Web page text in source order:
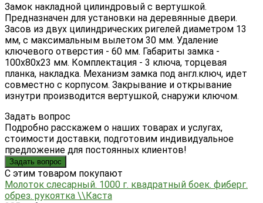
Замок накладной цилиндровый с вертушкой.
Предназначен для установки на деревянные двери.
Засов из двух цилиндрических ригелей диаметром 13
мм, с максимальным вылетом 30 мм. Удаление
ключевого отверстия - 60 мм. Габариты замка -
100х80х23 мм. Комплектация - 3 ключа, торцевая
планка, накладка. Механизм замка под англ.ключ, идет
совместно с корпусом. Закрывание и открывание
изнутри производится вертушкой, снаружи ключом.
Задать вопрос
Подробно расскажем о наших товарах и услугах,
стоимости доставки, подготовим индивидуальное
предложение для постоянных клиентов!
Задать вопрос
C этим товаром покупают
Молоток слесарный. 1000 г. квадратный боек. фиберг.
обрез. рукоятка \\Каста